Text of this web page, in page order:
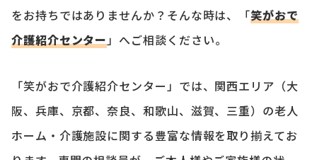
をお持ちではありませんか？そんな時は、「笑がおで
介護紹介センター」へご相談ください。
「笑がおで介護紹介センター」では、関西エリア（大
阪、兵庫、京都、奈良、和歌山、滋賀、三重）の老人
ホーム・介護施設に関する豊富な情報を取り揃えてお